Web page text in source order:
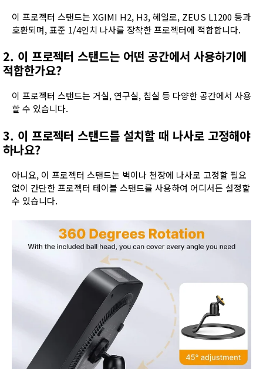
이 프로젝터 스탠드는 XGIMI H2, H3, 헤일로, ZEUS L1200 등과
호환되며, 표준 1/4인치 나사를 장착한 프로젝터에 적합합니다.
2. 이 프로젝터 스탠드는 어떤 공간에서 사용하기에
적합한가요?
이 프로젝터 스탠드는 거실, 연구실, 침실 등 다양한 공간에서 사용
할 수 있습니다.
3. 이 프로젝터 스탠드를 설치할 때 나사로 고정해야
하나요?
아니요, 이 프로젝터 스탠드는 벽이나 천장에 나사로 고정할 필요
없이 간단한 프로젝터 테이블 스탠드를 사용하여 어디서든 설정할
수 있습니다.